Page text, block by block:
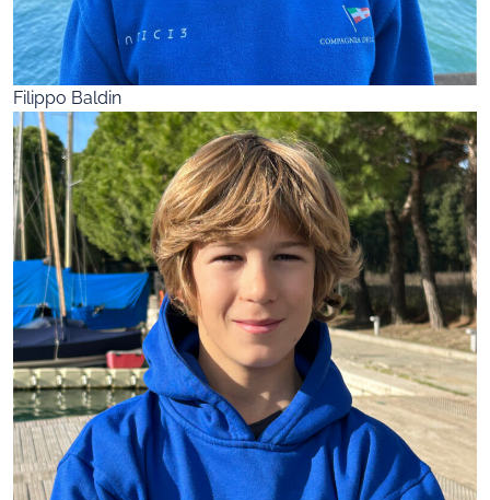
Filippo Baldin